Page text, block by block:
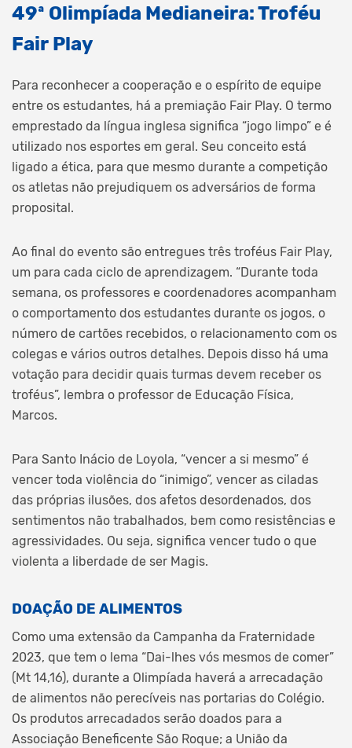
49ª Olimpíada Medianeira: Troféu
Fair Play
Para reconhecer a cooperação e o espírito de equipe
entre os estudantes, há a premiação Fair Play. O termo
emprestado da língua inglesa significa “jogo limpo” e é
utilizado nos esportes em geral. Seu conceito está
ligado a ética, para que mesmo durante a competição
os atletas não prejudiquem os adversários de forma
proposital.
Ao final do evento são entregues três troféus Fair Play,
um para cada ciclo de aprendizagem. “Durante toda
semana, os professores e coordenadores acompanham
o comportamento dos estudantes durante os jogos, o
número de cartões recebidos, o relacionamento com os
colegas e vários outros detalhes. Depois disso há uma
votação para decidir quais turmas devem receber os
troféus”, lembra o professor de Educação Física,
Marcos.
Para Santo Inácio de Loyola, “vencer a si mesmo” é
vencer toda violência do “inimigo”, vencer as ciladas
das próprias ilusões, dos afetos desordenados, dos
sentimentos não trabalhados, bem como resistências e
agressividades. Ou seja, significa vencer tudo o que
violenta a liberdade de ser Magis.
DOAÇÃO DE ALIMENTOS
Como uma extensão da Campanha da Fraternidade
2023, que tem o lema “Dai-lhes vós mesmos de comer”
(Mt 14,16), durante a Olimpíada haverá a arrecadação
de alimentos não perecíveis nas portarias do Colégio.
Os produtos arrecadados serão doados para a
Associação Beneficente São Roque; a União da